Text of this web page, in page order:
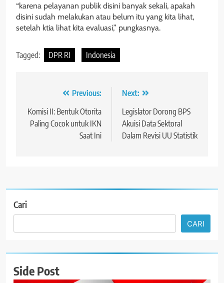
“karena pelayanan publik disini banyak sekali, apakah
disini sudah melakukan atau belum itu yang kita lihat,
setelah ktia lihat kita evaluasi,” pungkasnya.
Tagged: DPR RI Indonesia
Navigasi
pos
Previous:
Komisi II: Bentuk Otorita
Paling Cocok untuk IKN
Saat Ini
Next:
Legislator Dorong BPS
Akuisi Data Sektoral
Dalam Revisi UU Statistik
Cari
CARI
Side Post